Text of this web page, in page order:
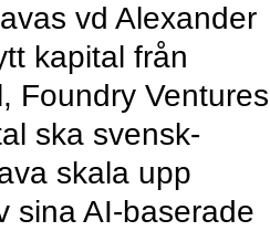
vd Alexander
kapital från
Foundry Ventures
ska svensk-
skala upp
sina AI-baserade